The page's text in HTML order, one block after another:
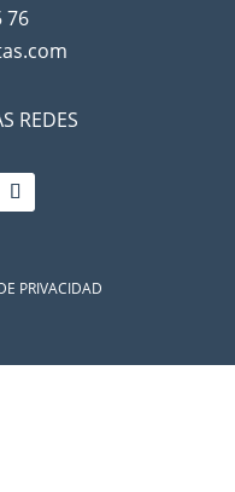
76
REDES
PRIVACIDAD